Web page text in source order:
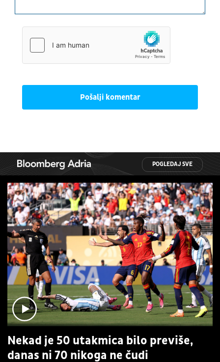
Pošalji komentar
POGLEDAJ SVE
Nekad je 50 utakmica bilo previše,
danas ni 70 nikoga ne čudi